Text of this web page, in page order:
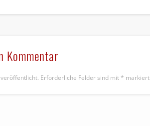
Kommentar
Erforderliche Felder sind mit * markiert